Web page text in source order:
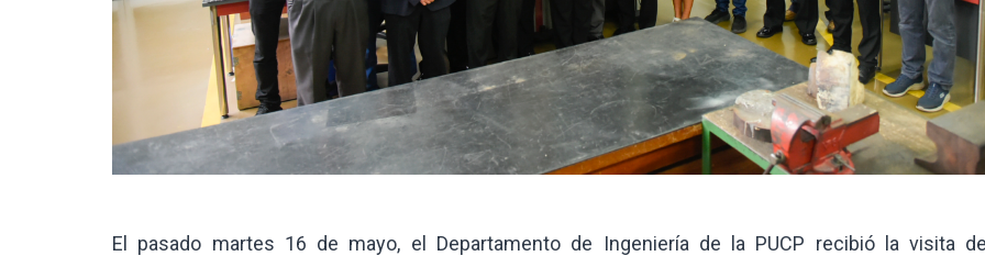
El pasado martes 16 de mayo, el Departamento de Ingeniería de la PUCP recibió la visita